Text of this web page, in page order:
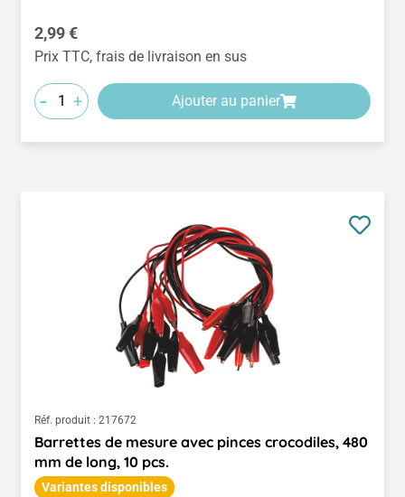
Prix régulier :
2,99 €
Prix TTC, frais de livraison en sus
- + Ajouter au panier
Réf. produit : 217672
Barrettes de mesure avec pinces crocodiles, 480
mm de long, 10 pcs.
Variantes disponibles